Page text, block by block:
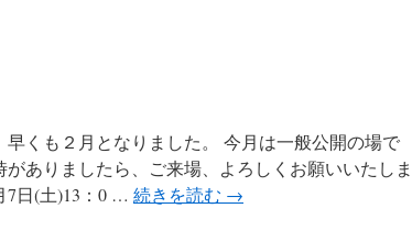
くも２月となりました。 今月は一般公開の場で
ありましたら、ご来場、よろしくお願いいたしま
7日(土)13：0 … 続きを読む →